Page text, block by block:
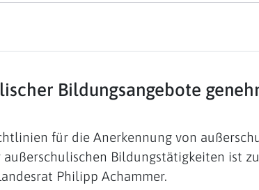
Bildungsangebote
für die Anerkennung von
Bildungstätigkeiten ist
Philipp Achammer.